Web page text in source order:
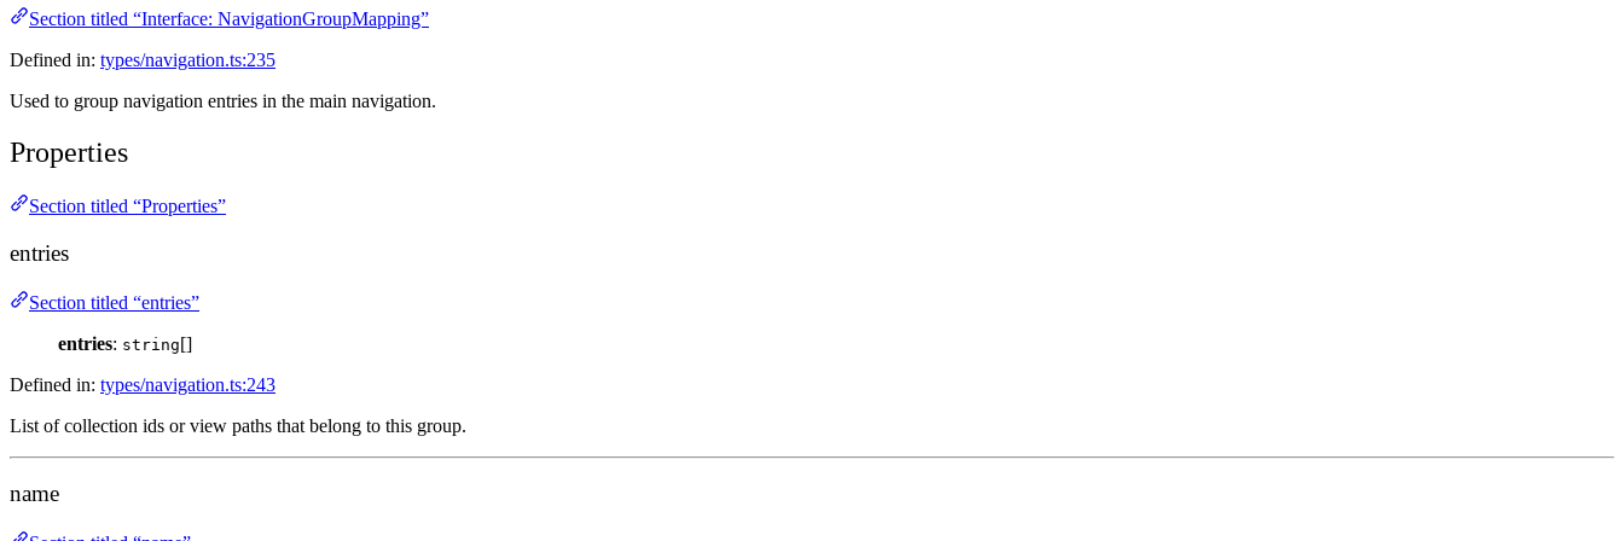
Section titled “Interface: NavigationGroupMapping”
Defined in: types/navigation.ts:235
Used to group navigation entries in the main navigation.
Properties
Section titled “Properties”
entries
Section titled “entries”
entries: string[]
Defined in: types/navigation.ts:243
List of collection ids or view paths that belong to this group.
name